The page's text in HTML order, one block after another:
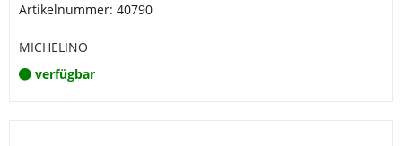
Artikelnummer: 40790
MICHELINO
verfügbar